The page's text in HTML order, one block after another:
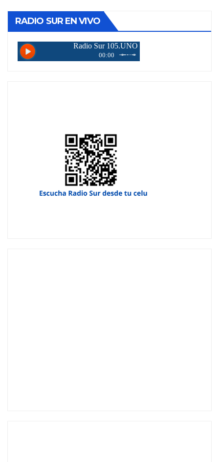
entradas
RADIO SUR EN VIVO